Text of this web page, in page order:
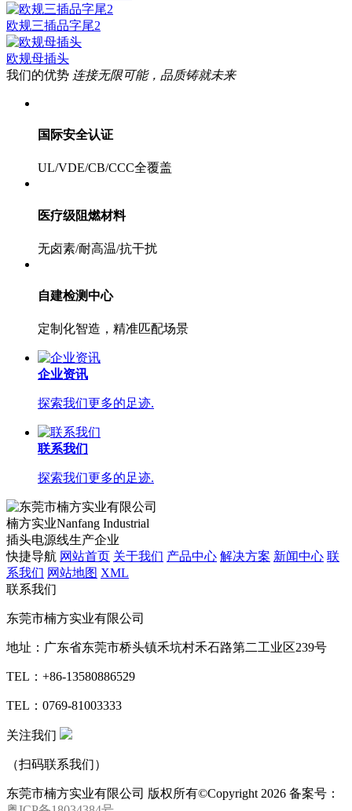
欧规三插品字尾2
欧规母插头
我们的优势 连接无限可能，品质铸就未来
国际安全认证
UL/VDE/CB/CCC全覆盖
医疗级阻燃材料
无卤素/耐高温/抗干扰
自建检测中心
定制化智造，精准匹配场景
企业资讯
探索我们更多的足迹.
联系我们
探索我们更多的足迹.
楠方实业Nanfang Industrial
插头电源线生产企业
快捷导航 网站首页 关于我们 产品中心 解决方案 新闻中心 联
系我们 网站地图 XML
联系我们
东莞市楠方实业有限公司
地址：广东省东莞市桥头镇禾坑村禾石路第二工业区239号
TEL：+86-13580886529
TEL：0769-81003333
关注我们
（扫码联系我们）
东莞市楠方实业有限公司 版权所有©Copyright 2026 备案号：